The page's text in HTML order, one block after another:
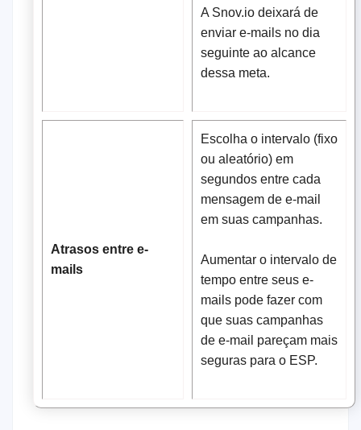
A Snov.io deixará de
enviar e-mails no dia
seguinte ao alcance
dessa meta.
Atrasos entre e-
mails
Escolha o intervalo (fixo
ou aleatório) em
segundos entre cada
mensagem de e-mail
em suas campanhas.
Aumentar o intervalo de
tempo entre seus e-
mails pode fazer com
que suas campanhas
de e-mail pareçam mais
seguras para o ESP.